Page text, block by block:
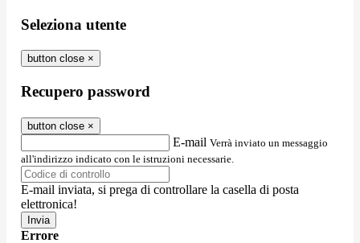
Seleziona utente
button close ×
Recupero password
button close ×
E-mail Verrà inviato un messaggio
all'indirizzo indicato con le istruzioni necessarie.
E-mail inviata, si prega di controllare la casella di posta
elettronica!
Errore